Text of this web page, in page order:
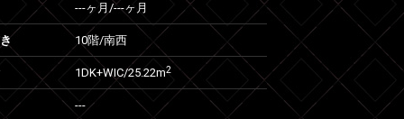
---ヶ月 /---ヶ月
10階/南西
1DK+WIC/25.22m2
---